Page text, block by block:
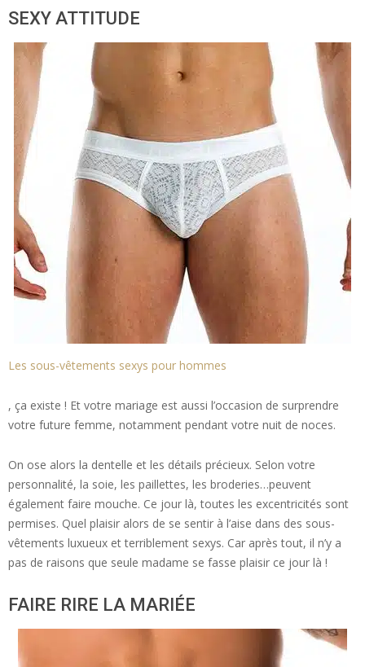
SEXY ATTITUDE
Les sous-vêtements sexys pour hommes
, ça existe ! Et votre mariage est aussi l’occasion de surprendre
votre future femme, notamment pendant votre nuit de noces.
On ose alors la dentelle et les détails précieux. Selon votre
personnalité, la soie, les paillettes, les broderies…peuvent
également faire mouche. Ce jour là, toutes les excentricités sont
permises. Quel plaisir alors de se sentir à l’aise dans des sous-
vêtements luxueux et terriblement sexys. Car après tout, il n’y a
pas de raisons que seule madame se fasse plaisir ce jour là !
FAIRE RIRE LA MARIÉE